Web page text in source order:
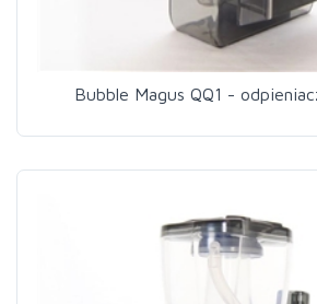
Bubble Magus QQ1 -